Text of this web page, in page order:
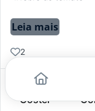
Leia mais
2
Gostei